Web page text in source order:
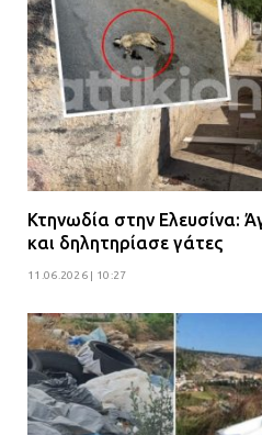
Κτηνωδία στην Ελευσίνα:
και δηλητηρίασε γάτες
11.06.2026 | 10:27